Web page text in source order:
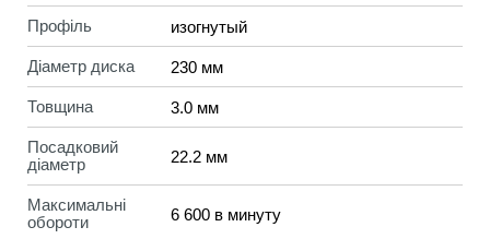
Профіль изогнутый
Діаметр диска 230 мм
Товщина 3.0 мм
Посадковий
діаметр
22.2 мм
Максимальні
обороти
6 600 в минуту